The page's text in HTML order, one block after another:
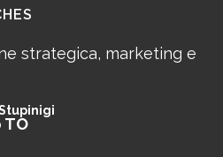
strategica, marketing e
TO